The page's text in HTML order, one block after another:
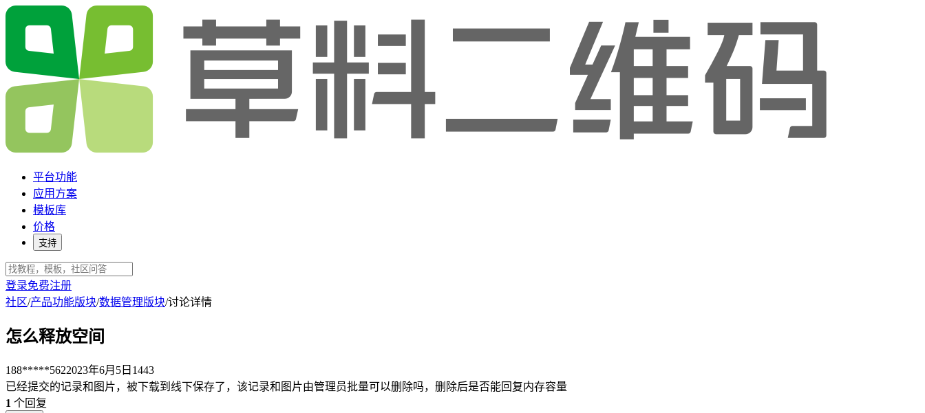
平台功能
应用方案
模板库
价格
支持
登录免费注册
社区/产品功能版块/数据管理版块/讨论详情
怎么释放空间
188*****5622023年6月5日 1443
已经提交的记录和图片，被下载到线下保存了，该记录和图片由管理员批量可以删除吗，删除后是否能回复内存容量
1 个回复